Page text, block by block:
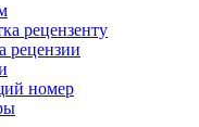
рецензенту
рецензии
номер